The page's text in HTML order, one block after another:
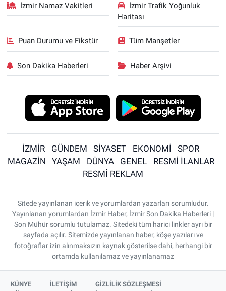
İzmir Namaz Vakitleri
İzmir Trafik Yoğunluk
Haritası
Puan Durumu ve Fikstür Tüm Manşetler
Son Dakika Haberleri Haber Arşivi
İZMİR GÜNDEM SİYASET EKONOMİ
SPOR
MAGAZİN
YAŞAM DÜNYA GENEL
RESMİ İLANLAR
RESMİ REKLAM
Sitede yayınlanan içerik ve yorumlardan yazarları sorumludur.
Yayınlanan yorumlardan İzmir Haber, İzmir Son Dakika Haberleri |
Son Mühür sorumlu tutulamaz. Sitedeki tüm harici linkler ayrı bir
sayfada açılır. Sitemizde yayınlanan haber, köşe yazıları ve
fotoğraflar izin alınmaksızın kaynak gösterilse dahi, herhangi bir
ortamda kullanılamaz ve yayınlanamaz
KÜNYE İLETİŞİM
GİZLİLİK SÖZLEŞMESİ